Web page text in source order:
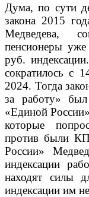
Дума, по сути
закона 2015
Медведева,
пенсионеры
руб.
сократилось с
2024. Тогда
за работу»
«Единой
которые
против были
России»
индексации
находят силы
индексации им